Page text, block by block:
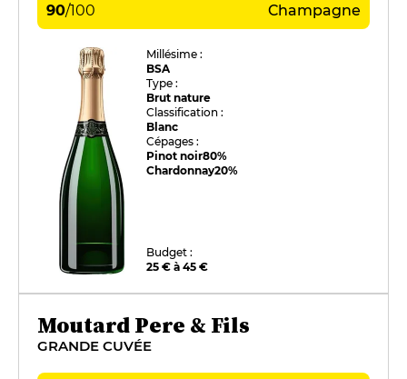
90/100 Champagne
Millésime :
BSA
Type :
Brut nature
Classification :
Blanc
Cépages :
Pinot noir80%
Chardonnay20%
Budget :
25 € à 45 €
Moutard Pere & Fils
GRANDE CUVÉE